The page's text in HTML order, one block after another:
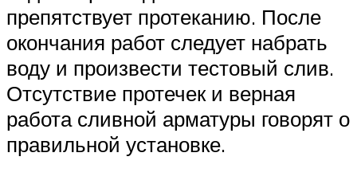
препятствует протеканию. После
окончания работ следует набрать
воду и произвести тестовый слив.
Отсутствие протечек и верная
работа сливной арматуры говорят о
правильной установке.